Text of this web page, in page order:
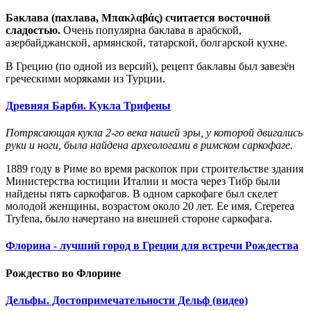
Баклава (пахлава, Μπακλαβάς) считается восточной
сладостью. Очень популярна баклава в арабской,
азербайджанской, армянской, татарской, болгарской кухне.
В Грецию (по одной из версий), рецепт баклавы был завезён
греческими моряками из Турции.
Древняя Барби. Кукла Трифены
Потрясающая кукла 2-го века нашей эры, у которой двигались
руки и ноги, была найдена археологами в римском саркофаге.
1889 году в Риме во время раскопок при строительстве здания
Министерства юстиции Италии и моста через Тибр были
найдены пять саркофагов. В одном саркофаге был скелет
молодой женщины, возрастом около 20 лет. Ее имя, Creperea
Tryfena, было начертано на внешней стороне саркофага.
Флорина - лучший город в Греции для встречи Рождества
Рождество во Флорине
Дельфы. Достопримечательности Дельф (видео)